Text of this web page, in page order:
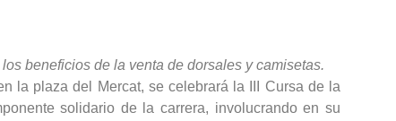
beneficios de la venta de dorsales y camisetas.
la plaza del Mercat, se celebrará la III Cursa de la
solidario de la carrera, involucrando en su